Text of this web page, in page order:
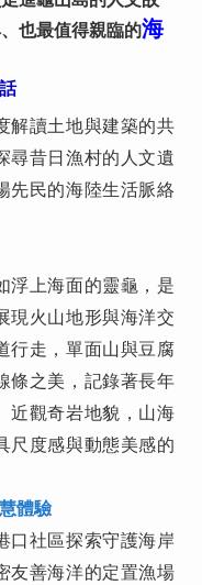
也最值得親臨的海
解讀土地與建築的共
尋昔日漁村的人文遺
先民的海陸生活脈絡
浮上海面的靈龜，是
現火山地形與海洋交
行走，單面山與豆腐
條之美，記錄著長年
近觀奇岩地貌，山海
尺度感與動態美感的
體驗
口社區探索守護海岸
友善海洋的定置漁場